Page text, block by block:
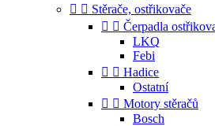
  Stěrače, ostřikovače
  Čerpadla
LKQ
Febi
  Hadice
Ostatní
  Motory stěračů
Bosch